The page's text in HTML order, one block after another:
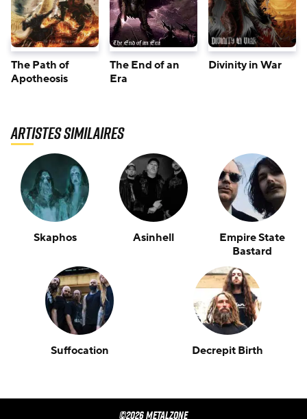
The Path of
Apotheosis
The End of an
Era
Divinity in War
Artistes similaires
Skaphos Asinhell
Empire State
Bastard
Suffocation Decrepit Birth
©2026 METALZONE